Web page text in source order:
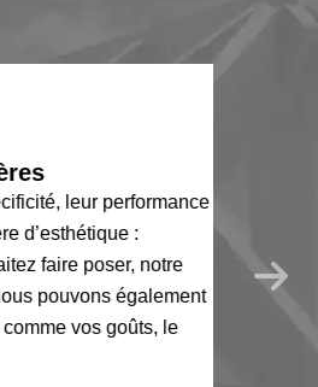
leur performance
d’esthétique :
faire poser, notre
pouvons également
vos goûts, le